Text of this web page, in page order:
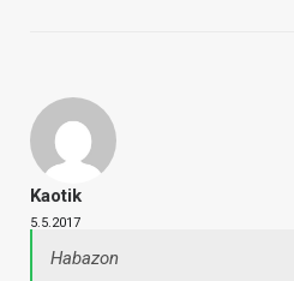
Kaotik
5.5.2017
Habazon